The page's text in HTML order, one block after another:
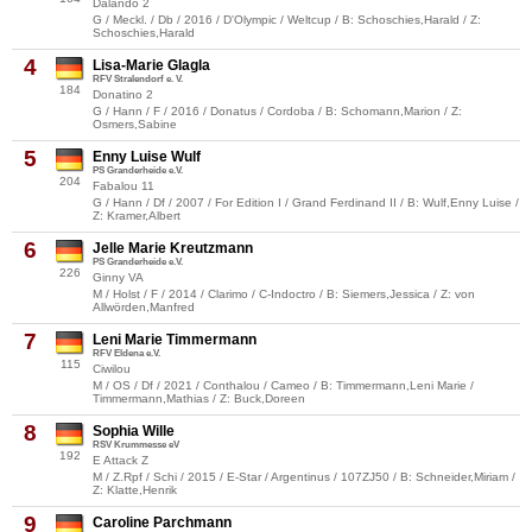
Dalando 2
G / Meckl. / Db / 2016 / D'Olympic / Weltcup / B: Schoschies,Harald / Z:
Schoschies,Harald
4
184
Lisa-Marie Glagla
RFV Stralendorf e. V.
Donatino 2
G / Hann / F / 2016 / Donatus / Cordoba / B: Schomann,Marion / Z:
Osmers,Sabine
5
204
Enny Luise Wulf
PS Granderheide e.V.
Fabalou 11
G / Hann / Df / 2007 / For Edition I / Grand Ferdinand II / B: Wulf,Enny Luise /
Z: Kramer,Albert
6
226
Jelle Marie Kreutzmann
PS Granderheide e.V.
Ginny VA
M / Holst / F / 2014 / Clarimo / C-Indoctro / B: Siemers,Jessica / Z: von
Allwörden,Manfred
7
115
Leni Marie Timmermann
RFV Eldena e.V.
Ciwilou
M / OS / Df / 2021 / Conthalou / Cameo / B: Timmermann,Leni Marie /
Timmermann,Mathias / Z: Buck,Doreen
8
192
Sophia Wille
RSV Krummesse eV
E Attack Z
M / Z.Rpf / Schi / 2015 / E-Star / Argentinus / 107ZJ50 / B: Schneider,Miriam /
Z: Klatte,Henrik
9 Caroline Parchmann